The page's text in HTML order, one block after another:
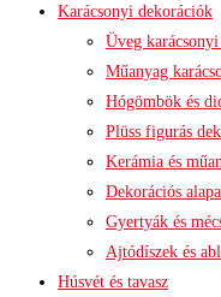
Karácsonyi dekorációk
Üveg
Műanyag
Hógömbök és
Plüss figurás
Kerámia és
Dekorációs
Gyertyák és
Ajtódíszek és
Húsvét és tavasz